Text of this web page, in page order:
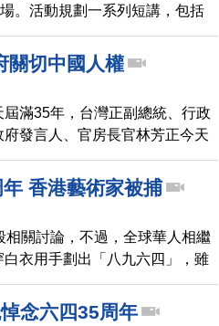
。活動規劃一系列短講，包括
方政、六四民運領袖周鋒鎖以
，提到當年親眼看到的情況。
關切中國人權
滿35年，台灣正副總統、行政
發言人、官房長官林芳正今天
達關切，將持續與國際社會緊
洲外長黃英賢今天也發聲明，
釋放因和平表達政治觀點而被
香港藝術家被捕
相關討論，不過，全球華人相繼
衣用手劃出「八九六四」，雖
念六四35周年